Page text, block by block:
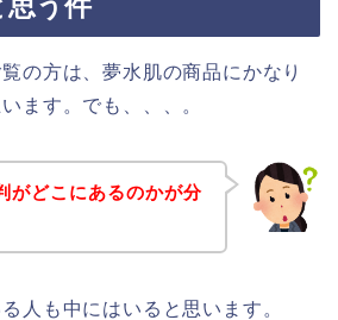
の方は、夢水肌の商品にかなり
ます。でも、、、。
がどこにあるのかが分
人も中にはいると思います。